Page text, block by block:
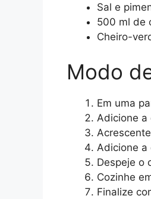
Sal e
500 ml de
Cheiro-
Modo
Em uma
Adicione a
Adicione a
Despeje o
Cozinhe
Finalize